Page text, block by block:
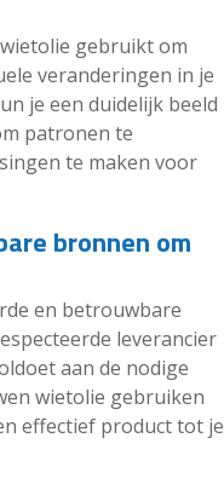
gebruikt om
veranderingen in je
je een duidelijk beeld
patronen te
te maken voor
bronnen om
en betrouwbare
leverancier
aan de nodige
wietolie gebruiken
effectief product tot je